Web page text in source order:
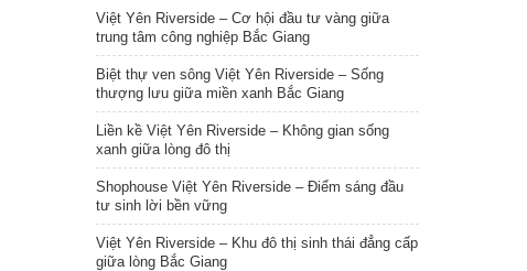
Việt Yên Riverside – Cơ hội đầu tư vàng giữa
trung tâm công nghiệp Bắc Giang
Biệt thự ven sông Việt Yên Riverside – Sống
thượng lưu giữa miền xanh Bắc Giang
Liền kề Việt Yên Riverside – Không gian sống
xanh giữa lòng đô thị
Shophouse Việt Yên Riverside – Điểm sáng đầu
tư sinh lời bền vững
Việt Yên Riverside – Khu đô thị sinh thái đẳng cấp
giữa lòng Bắc Giang